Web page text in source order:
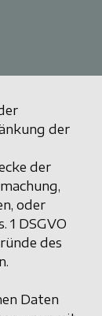
der
der
oder
1 DSGVO
des
Daten